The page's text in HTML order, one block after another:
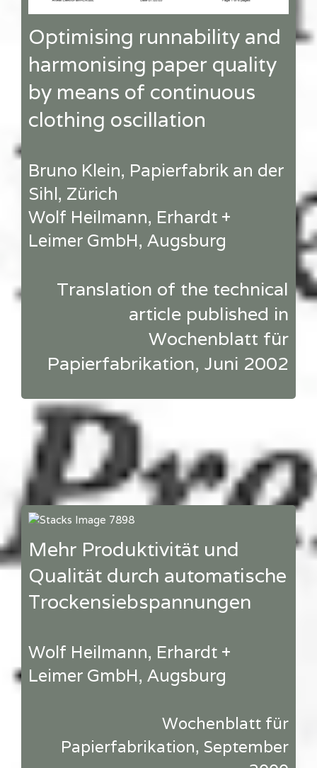
Optimising runnability and
harmonising paper quality
by means of continuous
clothing oscillation
Bruno Klein, Papierfabrik an der
Sihl, Zürich
Wolf Heilmann, Erhardt +
Leimer GmbH, Augsburg
Translation of the technical
article published in
Wochenblatt für
Papierfabrikation, Juni 2002
Mehr Produktivität und
Qualität durch automatische
Trockensiebspannungen
Wolf Heilmann, Erhardt +
Leimer GmbH, Augsburg
Wochenblatt für
Papierfabrikation, September